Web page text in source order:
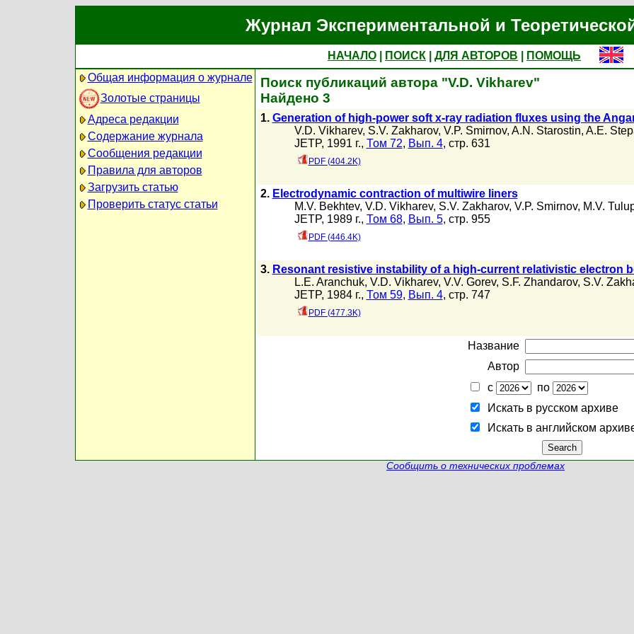
Журнал Экспериментальной и
НАЧАЛО ПОИСК ДЛЯ АВТОРОВ
ПОМОЩЬ
Общая информация о журнале
Золотые страницы
Адреса редакции
Содержание журнала
Сообщения редакции
Правила для авторов
Загрузить статью
Проверить статус статьи
Поиск публикаций автора "V.D. Vikharev"
Найдено 3
1. Generation of high-power soft x-ray radiation fluxes using the
V.D. Vikharev, S.V. Zakharov, V.P. Smirnov, A.N. Starostin, A.E.
JETP, 1991 г., Том 72, Вып. 4, стр. 631
PDF (404.2K)
2. Electrodynamic contraction of multiwire liners
M.V. Bekhtev, V.D. Vikharev, S.V. Zakharov, V.P. Smirnov, M.V.
JETP, 1989 г., Том 68, Вып. 5, стр. 955
PDF (446.4K)
3. Resonant resistive instability of a high-current relativistic electron
L.E. Aranchuk, V.D. Vikharev, V.V. Gorev, S.F. Zhandarov, S.V.
JETP, 1984 г., Том 59, Вып. 4, стр. 747
PDF (477.3K)
Название
Автор
с
по
Искать в русском архиве
Искать в английском
Сообщить о технических проблемах